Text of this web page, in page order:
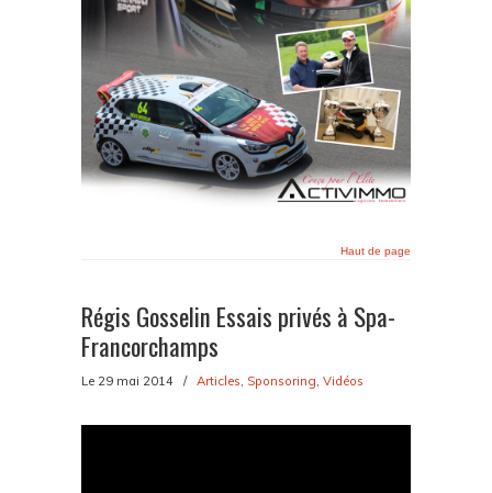
Haut de page
Régis Gosselin Essais privés à Spa-
Francorchamps
Le 29 mai 2014 / Articles, Sponsoring, Vidéos